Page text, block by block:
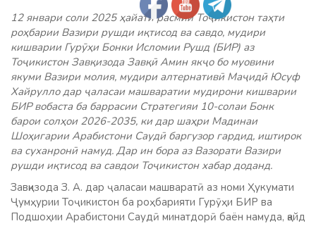
12 январи соли 2025 ҳайати расмии Тоҷикистон таҳти
роҳбарии Вазири рушди иқтисод ва савдо, мудири
кишварии Гурӯҳи Бонки Исломии Рушд (БИР) аз
Тоҷикистон Завқизода Завқӣ Амин якҷо бо муовини
якуми Вазири молия, мудири алтернативӣ Маҷидӣ Юсуф
Хайрулло дар ҷаласаи машваратии мудирони кишварии
БИР вобаста ба баррасии Стратегияи 10-солаи Бонк
барои солҳои 2026-2035, ки дар шаҳри Мадинаи
Шоҳигарии Арабистони Саудӣ баргузор гардид, иштирок
ва суханронӣ намуд. Дар ин бора аз Вазорати Вазири
рушди иқтисод ва савдои Тоҷикистон хабар доданд.
Завқизода З. А. дар ҷаласаи машваратӣ аз номи Ҳукумати
Ҷумҳурии Тоҷикистон ба роҳбарияти Гурӯҳи БИР ва
Подшоҳии Арабистони Саудӣ минатдорӣ баён намуда, қайд